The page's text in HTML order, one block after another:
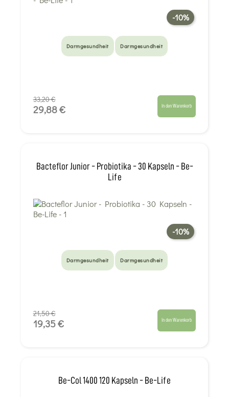
-10%
Darmgesundheit Darmgesundheit
33,20 €
29,88 € In den Warenkorb
Bacteflor Junior - Probiotika - 30 Kapseln - Be-
Life
-10%
Darmgesundheit Darmgesundheit
21,50 €
19,35 € In den Warenkorb
Be-Col 1400 120 Kapseln - Be-Life